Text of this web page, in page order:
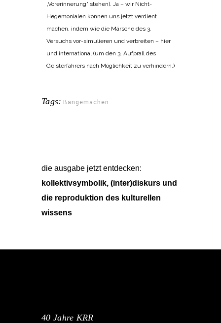
„Vorerinnerung“ stehen). Ja – wir Nicht-
Hegemonialen können uns jetzt verdient
machen, indem wie die Märsche des 3.
Versuchs vor-simulieren und verbreiten – hier
und international (um den 3. Aufprall des
Geisterfahrers nach Möglichkeit zu verhindern.)
Tags: Bangemachen
die ausgabe jetzt entdecken:
kollektivsymbolik, (inter)diskurs und
die reproduktion des kulturellen
wissens
40 Jahre KRR